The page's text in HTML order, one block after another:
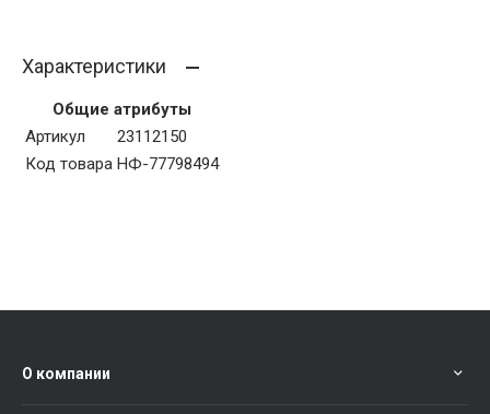
Характеристики
Общие атрибуты
Артикул
23112150
Код товара НФ-77798494
О компании